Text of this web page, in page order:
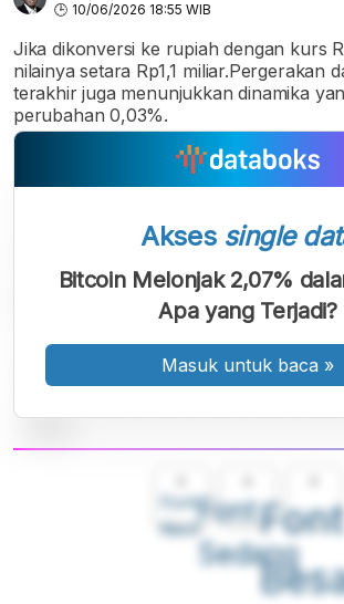
10/06/2026 18:55 WIB
Jika dikonversi ke rupiah dengan kurs
nilainya setara Rp1,1 miliar.Pergerakan
terakhir juga menunjukkan dinamika
perubahan 0,03%.
Font
Kecil
Font
Sedang
Font
Akses single
Bitcoin Melonjak 2,07%
Apa yang Terjadi?
Masuk untuk baca »